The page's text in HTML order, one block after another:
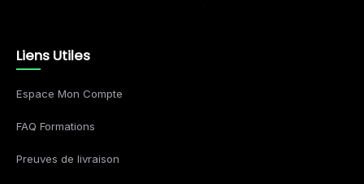
Liens Utiles
Espace Mon Compte
FAQ Formations
Preuves de livraison